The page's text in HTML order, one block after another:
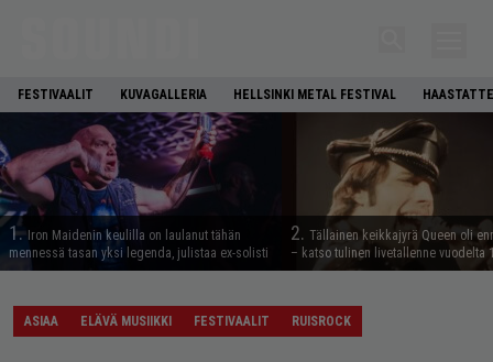
FESTIVAALIT KUVAGALLERIA HELLSINKI METAL FESTIVAL
1. Iron Maidenin keulilla on laulanut tähän
mennessä tasan yksi legenda, julistaa ex-solisti
2. Tällainen keikkajyrä Queen oli
– katso tulinen livetallenne vuodelta
ASIAA ELÄVÄ MUSIIKKI FESTIVAALIT RUISROCK